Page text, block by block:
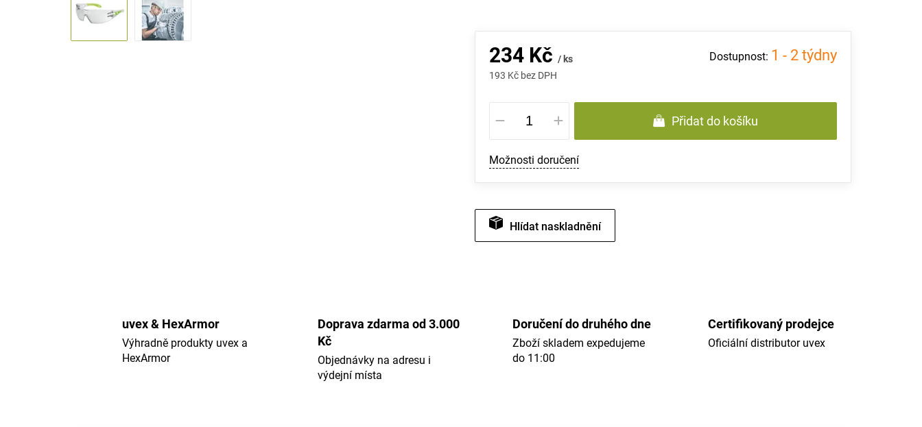
234 Kč / ks
193 Kč bez DPH
Měrná
cena:
1 - 2 týdny
Přidat do košíku
Možnosti doručení
Hlídat
uvex & HexArmor
Výhradně produkty uvex a
HexArmor
Doprava zdarma od 3.000
Kč
Objednávky na adresu i
výdejní místa
Doručení do druhého dne
Zboží skladem expedujeme
do 11:00
Certifikovaný prodejce
Oficiální distributor uvex